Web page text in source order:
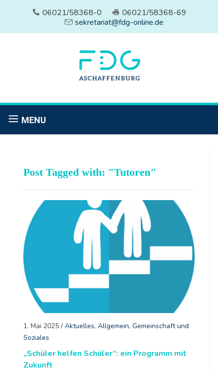
06021/58368-0
06021/58368-69
sekretariat@fdg-online.de
MENU
Post Tagged with: "Tutoren"
1. Mai 2025/ Aktuelles, Allgemein, Gemeinschaft und
Soziales
„Schüler helfen Schüler“: ein Programm mit
Zukunft